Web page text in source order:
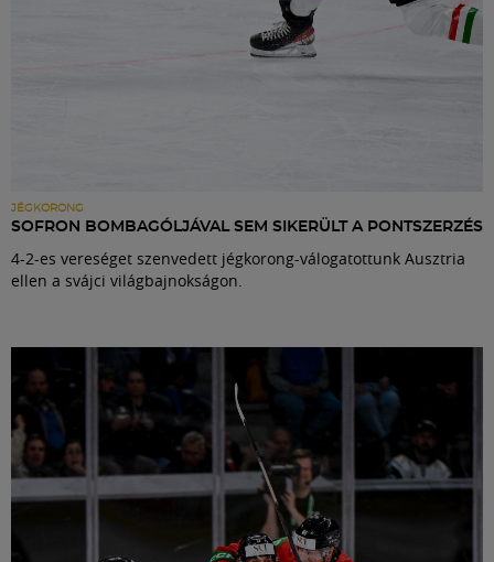
JÉGKORONG
SOFRON BOMBAGÓLJÁVAL SEM SIKERÜLT A PONTSZERZÉS
4-2-es vereséget szenvedett jégkorong-válogatottunk Ausztria
ellen a svájci világbajnokságon.